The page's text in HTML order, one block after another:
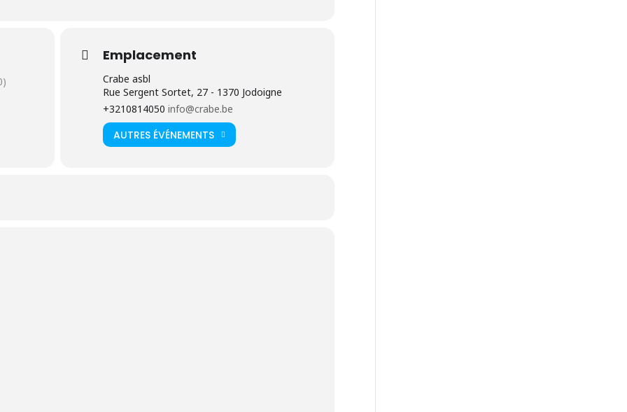
Emplacement
Crabe asbl
Rue Sergent Sortet, 27 - 1370 Jodoigne
+3210814050info@crabe.be
AUTRES ÉVÉNEMENTS